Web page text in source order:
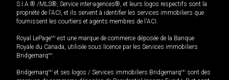
S.I.A.® /MLS®, Service inter-agences®, et leurs logos respectifs sont la
propriété de l'ACI, et ils servent à identifier les services immobiliers que
fournissent les courtiers et agents membres de l'ACI.
Royal LePageMD est une marque de commerce déposée de la Banque
Royale du Canada, utilisée sous licence par les Services immobiliers
BridgemarqMD.
BridgemarqMD et ses logos / Services immobiliers BridgemarqMD sont des